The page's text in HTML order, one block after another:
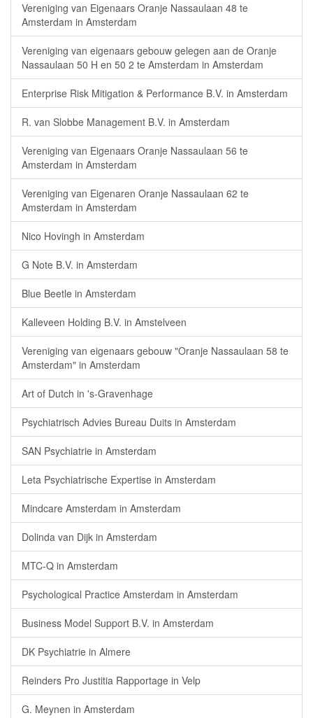
Vereniging van Eigenaars Oranje Nassaulaan 48 te
Amsterdam in Amsterdam
Vereniging van eigenaars gebouw gelegen aan de Oranje
Nassaulaan 50 H en 50 2 te Amsterdam in Amsterdam
Enterprise Risk Mitigation & Performance B.V. in Amsterdam
R. van Slobbe Management B.V. in Amsterdam
Vereniging van Eigenaars Oranje Nassaulaan 56 te
Amsterdam in Amsterdam
Vereniging van Eigenaren Oranje Nassaulaan 62 te
Amsterdam in Amsterdam
Nico Hovingh in Amsterdam
G Note B.V. in Amsterdam
Blue Beetle in Amsterdam
Kalleveen Holding B.V. in Amstelveen
Vereniging van eigenaars gebouw "Oranje Nassaulaan 58 te
Amsterdam" in Amsterdam
Art of Dutch in 's-Gravenhage
Psychiatrisch Advies Bureau Duits in Amsterdam
SAN Psychiatrie in Amsterdam
Leta Psychiatrische Expertise in Amsterdam
Mindcare Amsterdam in Amsterdam
Dolinda van Dijk in Amsterdam
MTC-Q in Amsterdam
Psychological Practice Amsterdam in Amsterdam
Business Model Support B.V. in Amsterdam
DK Psychiatrie in Almere
Reinders Pro Justitia Rapportage in Velp
G. Meynen in Amsterdam